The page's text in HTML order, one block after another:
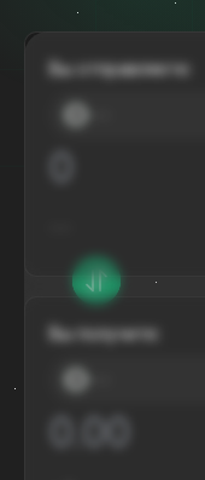
Вы отправляете:
Вы получите: